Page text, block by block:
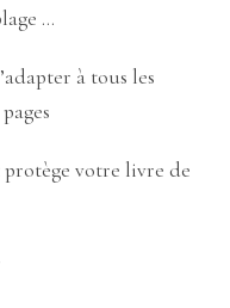
…
à tous les
protège votre livre de